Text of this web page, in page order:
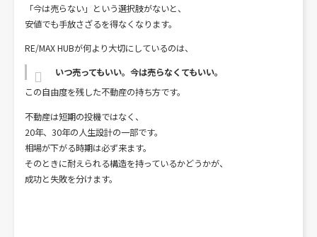
「今は売らない」という選択肢がないと、
安値でも手放さざるを得なくなります。
RE/MAX HUBが何より大切にしているのは、
いつ売ってもいい。今は売らなくてもいい。
この自由度を残した不動産の持ち方です。
不動産は短期の投機ではなく、
20年、30年の人生設計の一部です。
相場が下がる時期は必ず来ます。
そのときに耐えられる構造を持っているかどうかが、
成功と失敗を分けます。